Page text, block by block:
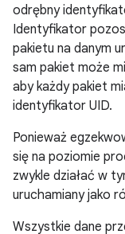
odrębny
Identyfikator
pakietu na danym
sam pakiet może
aby każdy pakiet
identyfikator UID.
Ponieważ
się na poziomie
zwykle działać w
uruchamiany jako
Wszystkie dane